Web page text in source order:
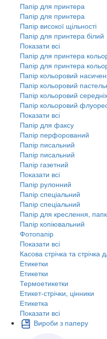
Папір для принтера
Папір для принтера
Папір високої щільності
Папір для принтера білий
Показати всі
Папір для принтера
Папір для принтера
Папір кольоровий
Папір кольоровий
Папір кольоровий
Папір кольоровий
Показати всі
Папір для факсу
Папір перфорований
Папір писальний
Папір писальний
Папір газетний
Показати всі
Папір рулонний
Папір спеціальний
Папір спеціальний
Папір для креслення,
Папір копіювальний
Фотопапір
Показати всі
Касова стрічка та стрічка
Етикетки
Етикетки
Термоетикетки
Етикет-стрічки, цінники
Етикетка
Показати всі
Вироби з паперу